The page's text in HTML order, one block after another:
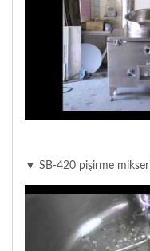
▼ SB-420 pişirme